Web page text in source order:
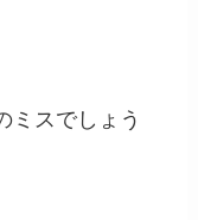
ミスでしょう